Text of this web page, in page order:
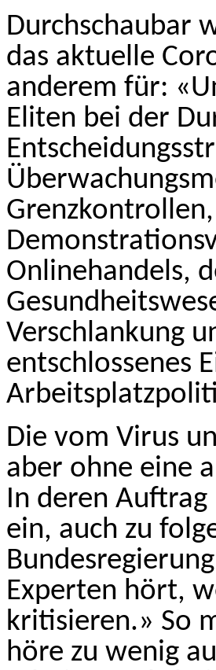
Durchschaubar
das aktuelle
anderem für:
Eliten bei der
Onlinehandels,
Verschlankung
entschlossenes
Die vom Virus
aber ohne eine
In deren
ein, auch zu
Experten hört,
kritisieren.» So
höre zu wenig